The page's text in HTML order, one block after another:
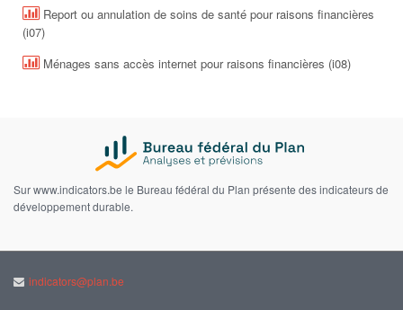
Report ou annulation de soins de santé pour raisons financières
(i07)
Ménages sans accès internet pour raisons financières (i08)
Sur www.indicators.be le Bureau fédéral du Plan présente des indicateurs de
développement durable.
indicators@plan.be